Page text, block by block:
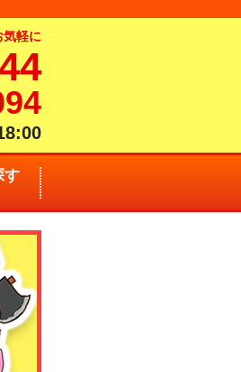
気軽に
す